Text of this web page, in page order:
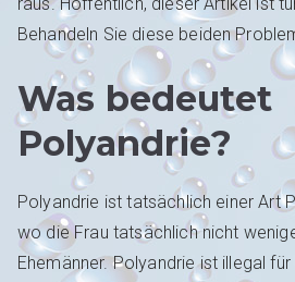
Behandeln Sie diese beiden
Was bedeutet
Polyandrie?
Polyandrie ist tatsächlich einer Art
wo die Frau tatsächlich nicht
Ehemänner. Polyandrie ist illegal